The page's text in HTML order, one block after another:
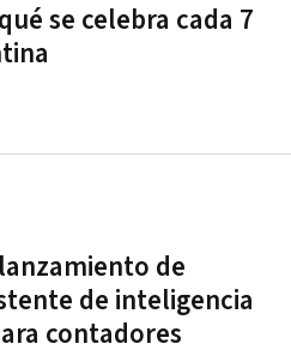
se celebra cada 7
de
de inteligencia
contadores